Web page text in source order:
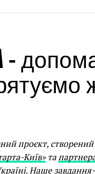
Kyiv Stage
Валентина
дискусії.
–
проєкт,
Київ»та
Україні. Наше